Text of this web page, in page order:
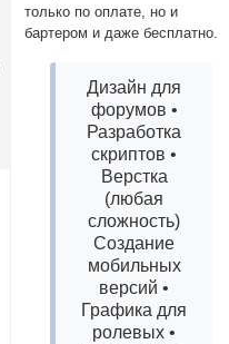
только по оплате, но и
бартером и даже бесплатно.
Дизайн для
форумов •
Разработка
скриптов •
Верстка
(любая
сложность)
Создание
мобильных
версий •
Графика для
ролевых •